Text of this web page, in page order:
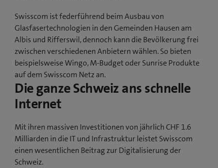
Swisscom ist federführend beim Ausbau von
Glasfasertechnologien in den Gemeinden Hausen am
Albis und Rifferswil, dennoch kann die Bevölkerung frei
zwischen verschiedenen Anbietern wählen. So bieten
beispielsweise Wingo, M-Budget oder Sunrise Produkte
auf dem Swisscom Netz an.
Die ganze Schweiz ans schnelle
Internet
Mit ihren massiven Investitionen von jährlich CHF 1.6
Milliarden in die IT und Infrastruktur leistet Swisscom
einen wesentlichen Beitrag zur Digitalisierung der
Schweiz.